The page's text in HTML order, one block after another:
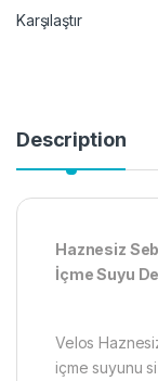
Karşılaştır
Description
Haznesiz
İçme Suyu
Velos
içme suyunu